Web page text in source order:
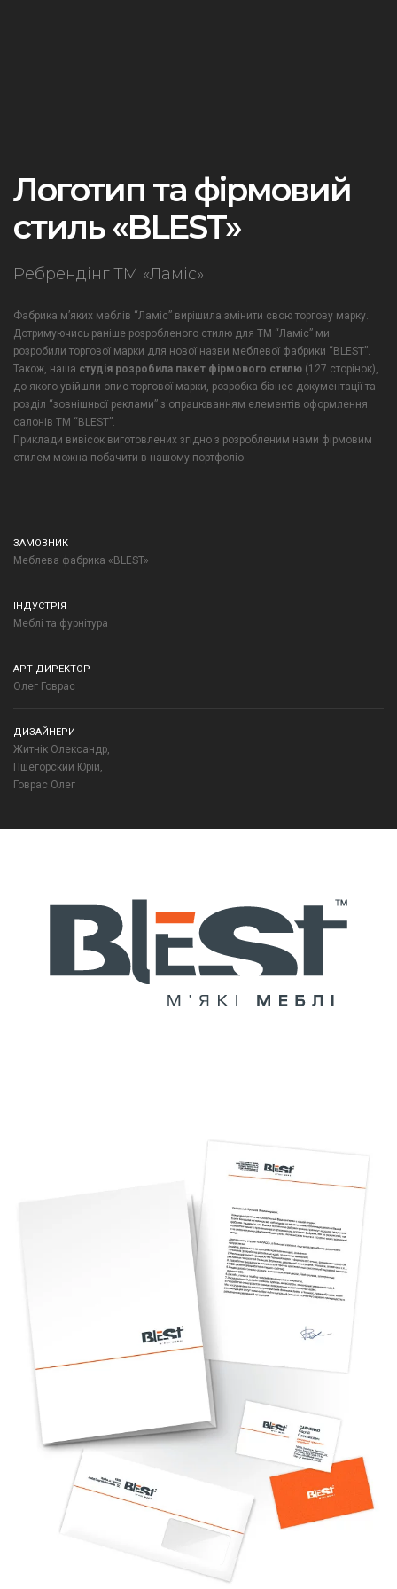
Логотип та фірмовий
стиль «BLEST»
Ребрендінг ТМ «Ламіс»
Фабрика м’яких меблів “Ламіс” вирішила змінити свою торгову марку.
Дотримуючись раніше розробленого стилю для ТМ “Ламіс” ми
розробили торгової марки для нової назви меблевої фабрики “BLEST”.
Також, наша студія розробила пакет фірмового стилю (127 сторінок),
до якого увійшли опис торгової марки, розробка бізнес-документації та
розділ “зовнішньої реклами” з опрацюванням елементів оформлення
салонів ТМ “BLEST”.
Приклади вивісок виготовлених згідно з розробленим нами фірмовим
стилем можна побачити в нашому портфоліо.
ЗАМОВНИК
Меблева фабрика «BLEST»
ІНДУСТРІЯ
Меблі та фурнітура
АРТ-ДИРЕКТОР
Олег Говрас
ДИЗАЙНЕРИ
Житнік Олександр,
Пшегорский Юрій,
Говрас Олег